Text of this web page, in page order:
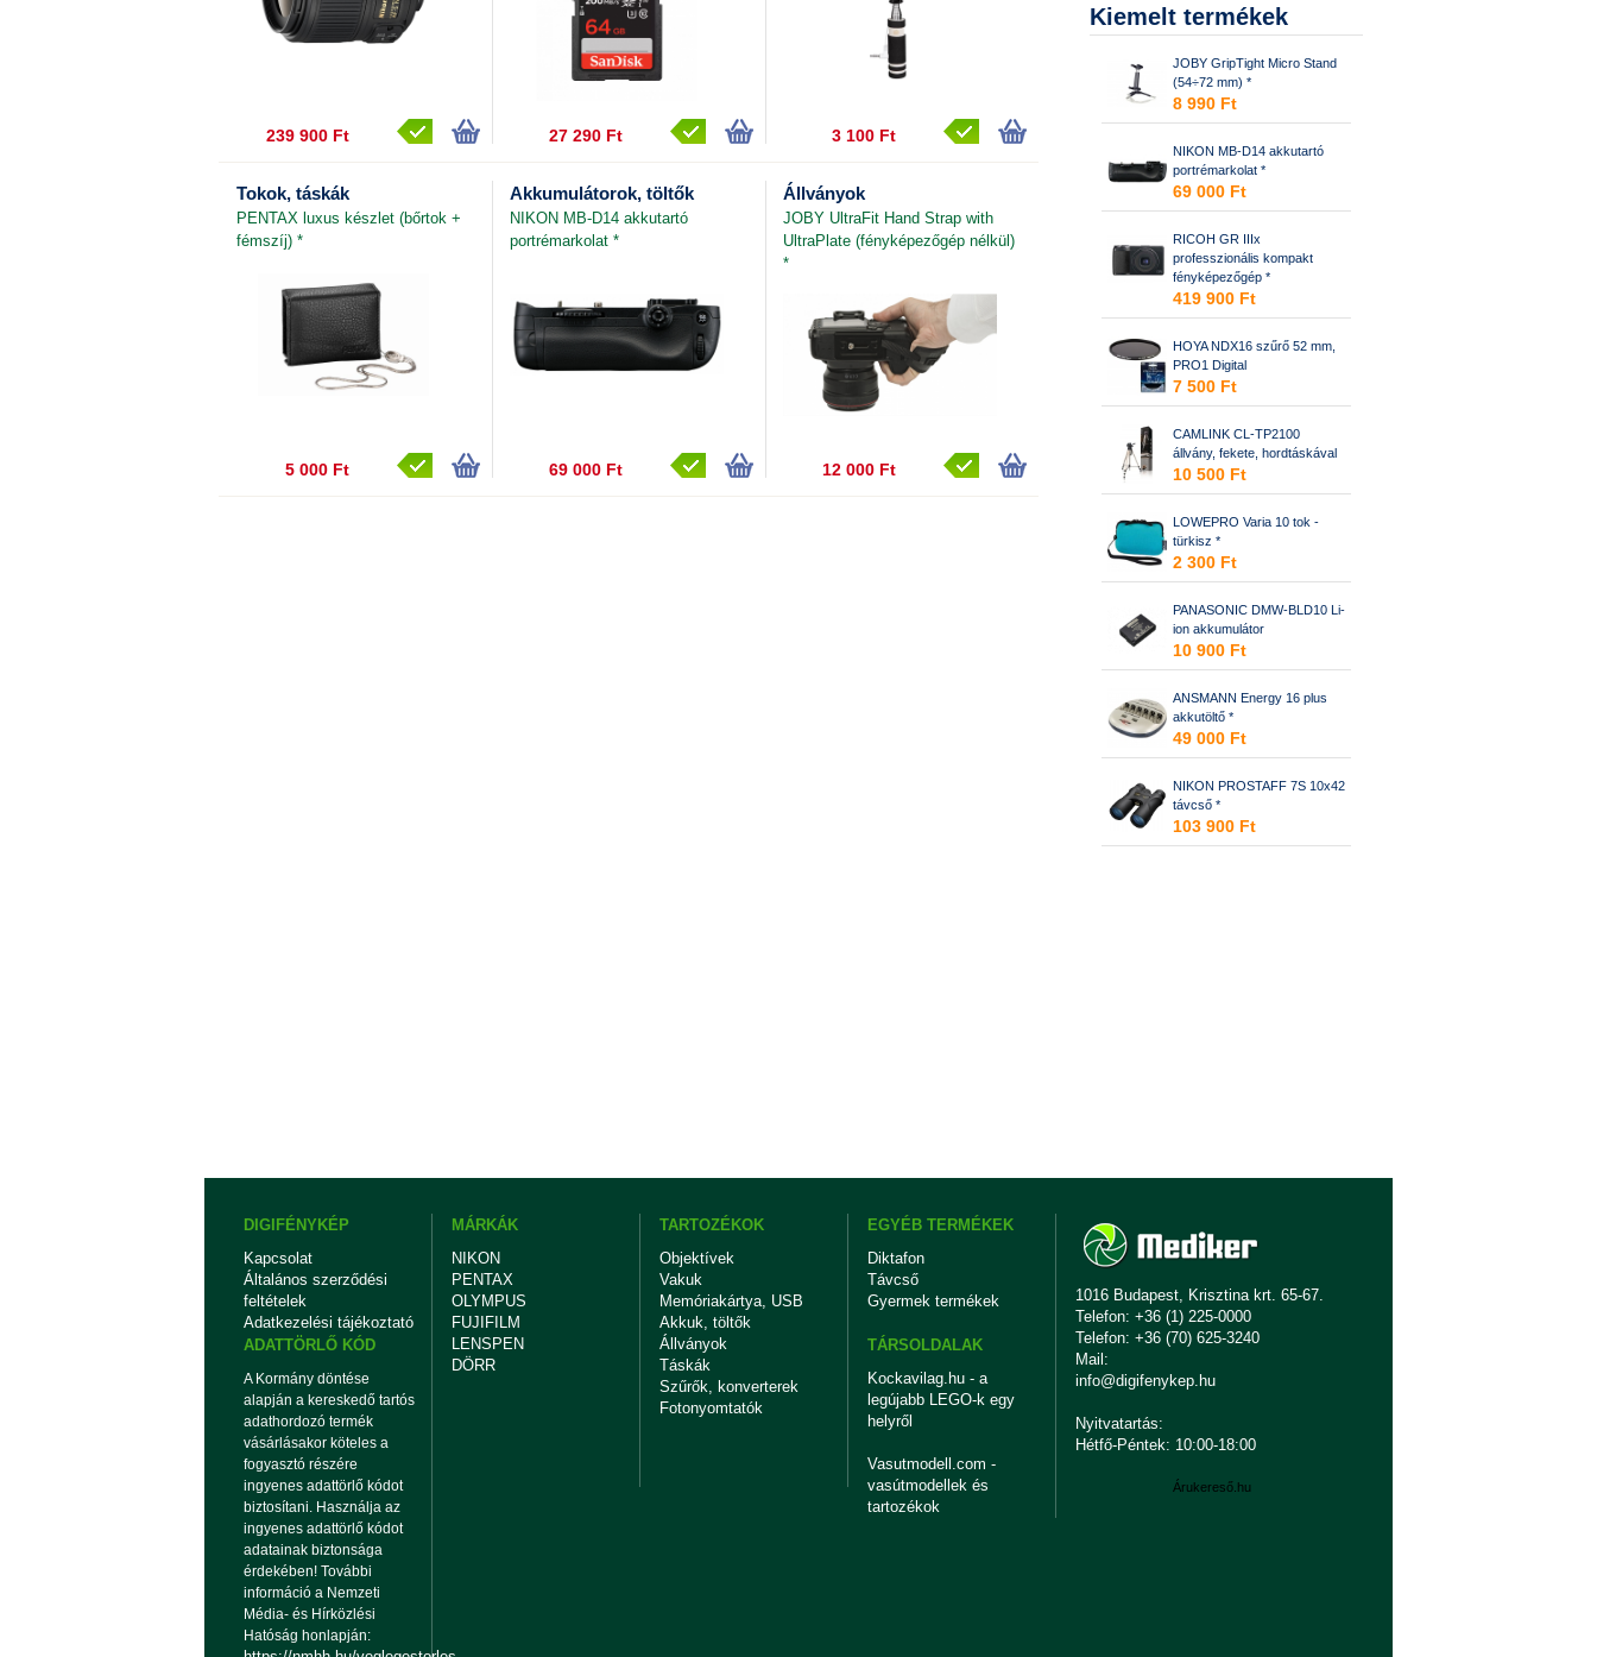
239 900 Ft 27 290 Ft 3 100 Ft
Tokok, táskák
PENTAX luxus készlet (bőrtok +
fémszíj) *
5 000 Ft
Akkumulátorok, töltők
NIKON MB-D14 akkutartó
portrémarkolat *
69 000 Ft
Állványok
JOBY UltraFit Hand Strap with
UltraPlate (fényképezőgép nélkül)
*
12 000 Ft
Kiemelt termékek
JOBY GripTight Micro Stand
(54÷72 mm) *
8 990 Ft
NIKON MB-D14 akkutartó
portrémarkolat *
69 000 Ft
RICOH GR IIIx
professzionális kompakt
fényképezőgép *
419 900 Ft
HOYA NDX16 szűrő 52 mm,
PRO1 Digital
7 500 Ft
CAMLINK CL-TP2100
állvány, fekete, hordtáskával
10 500 Ft
LOWEPRO Varia 10 tok -
türkisz *
2 300 Ft
PANASONIC DMW-BLD10 Li-
ion akkumulátor
10 900 Ft
ANSMANN Energy 16 plus
akkutöltő *
49 000 Ft
NIKON PROSTAFF 7S 10x42
távcső *
103 900 Ft
DIGIFÉNYKÉP
Kapcsolat
Általános szerződési
feltételek
Adatkezelési tájékoztató
ADATTÖRLŐ KÓD
A Kormány döntése
alapján a kereskedő tartós
adathordozó termék
vásárlásakor köteles a
fogyasztó részére
ingyenes adattörlő kódot
biztosítani. Használja az
ingyenes adattörlő kódot
adatainak biztonsága
érdekében! További
információ a Nemzeti
Média- és Hírközlési
Hatóság honlapján:
MÁRKÁK
NIKON
PENTAX
OLYMPUS
FUJIFILM
LENSPEN
DÖRR
TARTOZÉKOK
Objektívek
Vakuk
Memóriakártya, USB
Akkuk, töltők
Állványok
Táskák
Szűrők, konverterek
Fotonyomtatók
EGYÉB TERMÉKEK
Diktafon
Távcső
Gyermek termékek
TÁRSOLDALAK
Kockavilag.hu - a
legújabb LEGO-k egy
helyről
Vasutmodell.com -
vasútmodellek és
tartozékok
1016 Budapest, Krisztina krt. 65-67.
Telefon: +36 (1) 225-0000
Telefon: +36 (70) 625-3240
Mail:
info@digifenykep.hu
Nyitvatartás:
Hétfő-Péntek: 10:00-18:00
Árukereső.hu